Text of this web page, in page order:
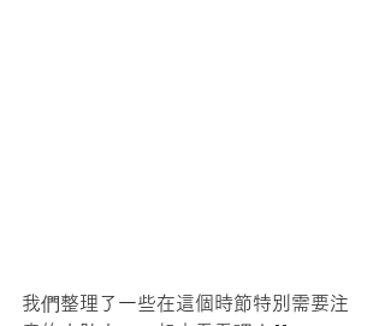
我們整理了一些在這個時節特別需要注